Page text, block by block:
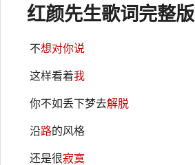
红颜先生歌词完整版
不想对你说
这样看着我
你不如丢下梦去解脱
沿路的风格
还是很寂寞